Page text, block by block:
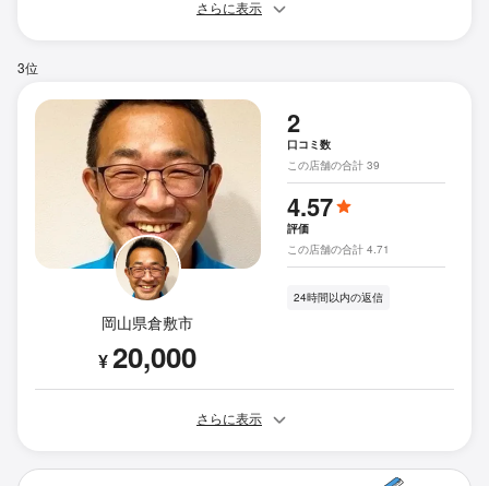
さらに表示
3位
岡山県倉敷市
¥20,000
2
口コミ数
この店舗の合計 39
4.57
評価
この店舗の合計 4.71
24時間以内の返信
さらに表示